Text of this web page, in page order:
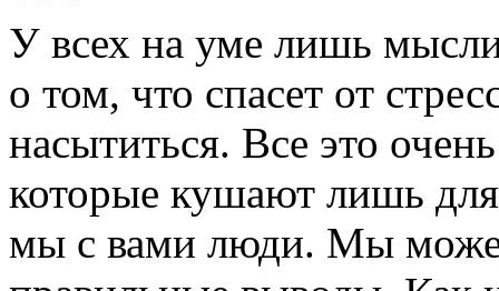
У всех на уме лишь
о том, что спасет от
насытиться. Все это
которые кушают лишь
мы с вами люди. Мы